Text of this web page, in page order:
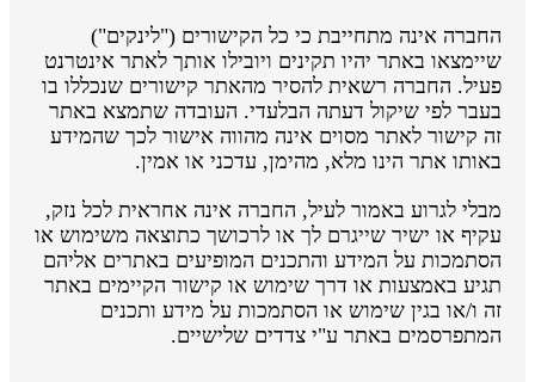
החברה אינה מתחייבת כי כל הקישורים ("לינקים")
שיימצאו באתר יהיו תקינים ויובילו אותך לאתר אינטרנט
פעיל. החברה רשאית להסיר מהאתר קישורים שנכללו בו
בעבר לפי שיקול דעתה הבלעדי. העובדה שתמצא באתר
זה קישור לאתר מסוים אינה מהווה אישור לכך שהמידע
באותו אתר הינו מלא, מהימן, עדכני או אמין.
מבלי לגרוע באמור לעיל, החברה אינה אחראית לכל נזק,
עקיף או ישיר שייגרם לך או לרכושך כתוצאה משימוש או
הסתמכות על המידע והתכנים המופיעים באתרים אליהם
תגיע באמצעות או דרך שימוש או קישור הקיימים באתר
זה ו/או בגין שימוש או הסתמכות על מידע ותכנים
המתפרסמים באתר ע"י צדדים שלישיים.